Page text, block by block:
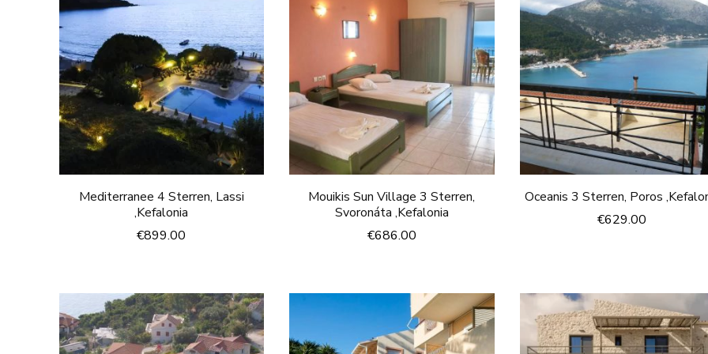
Mediterranee 4 Sterren, Lassi
,Kefalonia
€899.00
Mouikis Sun Village 3 Sterren,
Svoronáta ,Kefalonia
€686.00
Oceanis 3 Sterren, Poros
€629.00